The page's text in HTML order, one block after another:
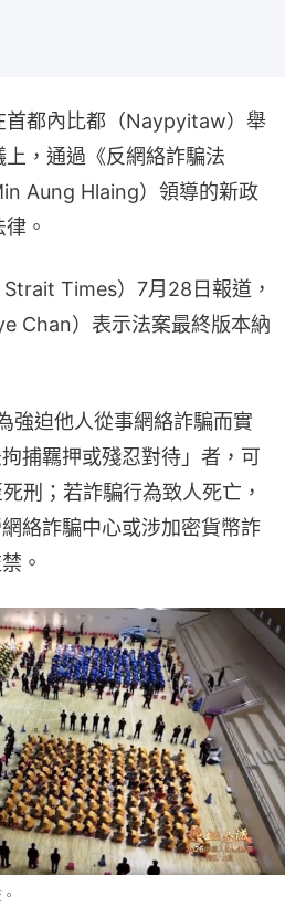
首都內比都（Naypyitaw）舉
，通過《反網絡詐騙法
Aung Hlaing）領導的新政
。
Times）7月28日報道，
Chan）表示法案最終版本納
強迫他人從事網絡詐騙而實
捕羈押或殘忍對待」者，可
刑；若詐騙行為致人死亡，
網絡詐騙中心或涉加密貨幣詐
。